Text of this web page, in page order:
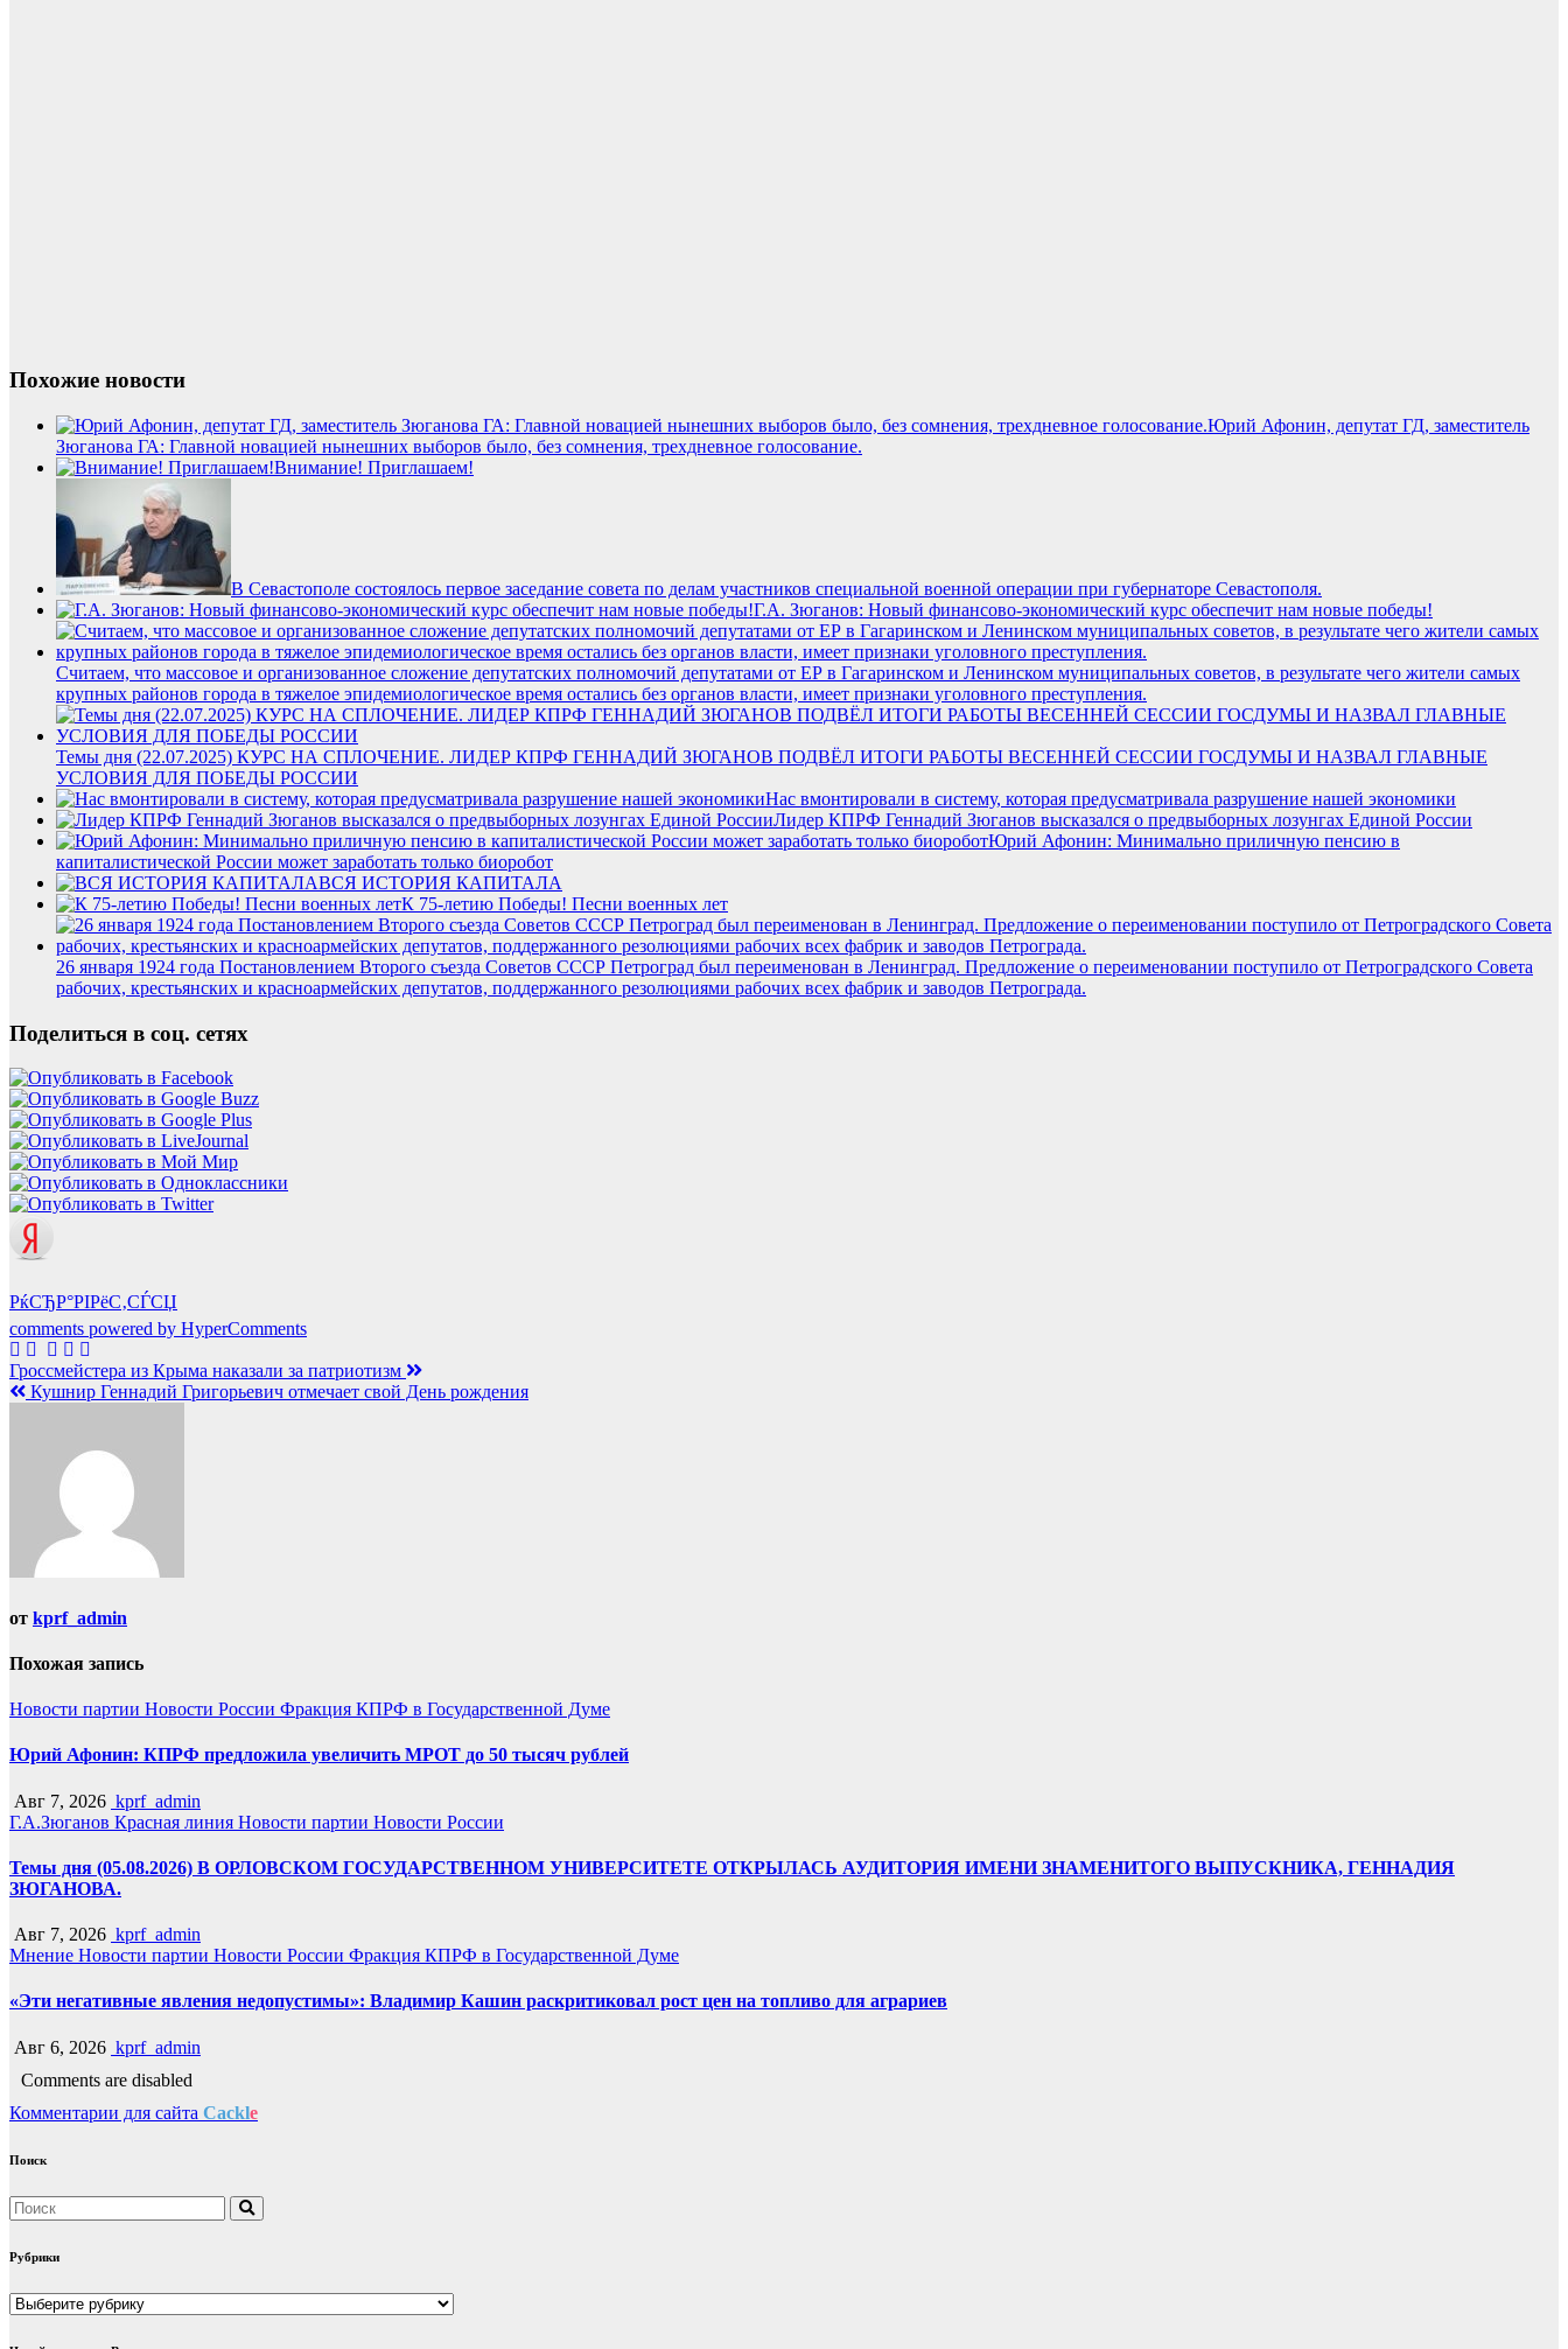
Похожие новости
Юрий Афонин, депутат ГД, заместитель
Зюганова ГА: Главной новацией нынешних выборов было, без сомнения, трехдневное голосование.
Внимание! Приглашаем!
В Севастополе состоялось первое заседание совета по делам участников специальной военной операции при губернаторе Севастополя.
Г.А. Зюганов: Новый финансово-экономический курс обеспечит нам новые победы!
Считаем, что массовое и организованное сложение депутатских полномочий депутатами от ЕР в Гагаринском и Ленинском муниципальных советов, в результате чего жители самых
крупных районов города в тяжелое эпидемиологическое время остались без органов власти, имеет признаки уголовного преступления.
Темы дня (22.07.2025) КУРС НА СПЛОЧЕНИЕ. ЛИДЕР КПРФ ГЕННАДИЙ ЗЮГАНОВ ПОДВЁЛ ИТОГИ РАБОТЫ ВЕСЕННЕЙ СЕССИИ ГОСДУМЫ И НАЗВАЛ ГЛАВНЫЕ
УСЛОВИЯ ДЛЯ ПОБЕДЫ РОССИИ
Нас вмонтировали в систему, которая предусматривала разрушение нашей экономики
Лидер КПРФ Геннадий Зюганов высказался о предвыборных лозунгах Единой России
Юрий Афонин: Минимально приличную пенсию в
капиталистической России может заработать только биоробот
ВСЯ ИСТОРИЯ КАПИТАЛА
К 75-летию Победы! Песни военных лет
26 января 1924 года Постановлением Второго съезда Советов СССР Петроград был переименован в Ленинград. Предложение о переименовании поступило от Петроградского Совета
рабочих, крестьянских и красноармейских депутатов, поддержанного резолюциями рабочих всех фабрик и заводов Петрограда.
Поделиться в соц. сетях
РќСЂР°РІРёС‚СЃСЏ
comments powered by HyperComments
Навигация
по
Гроссмейстера из Крыма наказали за патриотизм
Кушнир Геннадий Григорьевич отмечает свой День рождения
от kprf_admin
Похожая запись
Новости партии Новости России Фракция КПРФ в Государственной Думе
Юрий Афонин: КПРФ предложила увеличить МРОТ до 50 тысяч рублей
Авг 7, 2026 kprf_admin
Г.А.Зюганов Красная линия Новости партии Новости России
Темы дня (05.08.2026) В ОРЛОВСКОМ ГОСУДАРСТВЕННОМ УНИВЕРСИТЕТЕ ОТКРЫЛАСЬ АУДИТОРИЯ ИМЕНИ ЗНАМЕНИТОГО ВЫПУСКНИКА, ГЕННАДИЯ
ЗЮГАНОВА.
Авг 7, 2026 kprf_admin
Мнение Новости партии Новости России Фракция КПРФ в Государственной Думе
«Эти негативные явления недопустимы»: Владимир Кашин раскритиковал рост цен на топливо для аграриев
Авг 6, 2026 kprf_admin
Comments are disabled
Комментарии для сайта Cackle
Поиск
Рубрики
Рубрики